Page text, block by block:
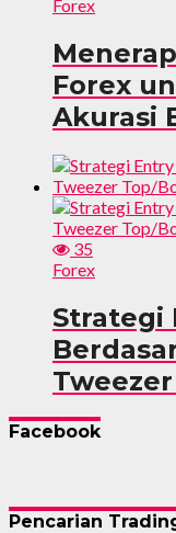
Forex
Forex
Akurasi
35
Forex
Strategi
Facebook
Pencarian